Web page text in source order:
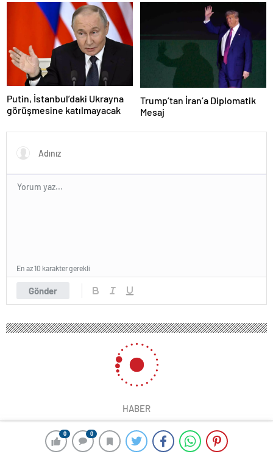
0 0
Putin, İstanbul’daki Ukrayna
görüşmesine katılmayacak
Trump’tan İran’a Diplomatik
Mesaj
Gönder
En az 10 karakter gerekli
HABER